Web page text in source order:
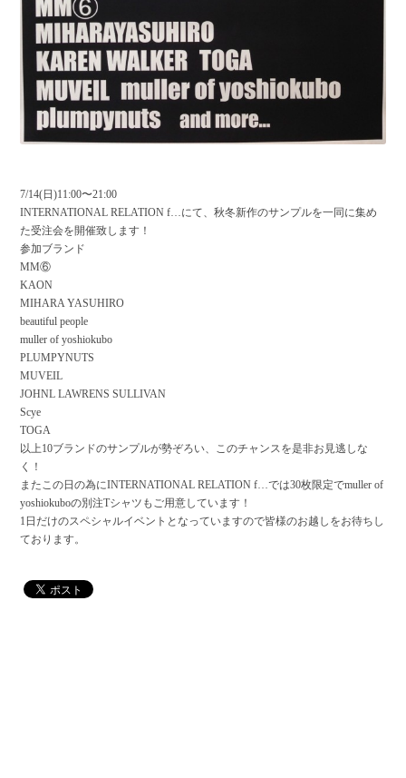
7/14(日)11:00〜21:00
INTERNATIONAL RELATION f…にて、秋冬新作のサンプルを一同に集め
た受注会を開催致します！
参加ブランド
MM⑥
KAON
MIHARA YASUHIRO
beautiful people
muller of yoshiokubo
PLUMPYNUTS
MUVEIL
JOHNL LAWRENS SULLIVAN
Scye
TOGA
以上10ブランドのサンプルが勢ぞろい、このチャンスを是非お見逃しな
く！
またこの日の為にINTERNATIONAL RELATION f…では30枚限定でmuller of
yoshiokuboの別注Tシャツもご用意しています！
1日だけのスペシャルイベントとなっていますので皆様のお越しをお待ちし
ております。